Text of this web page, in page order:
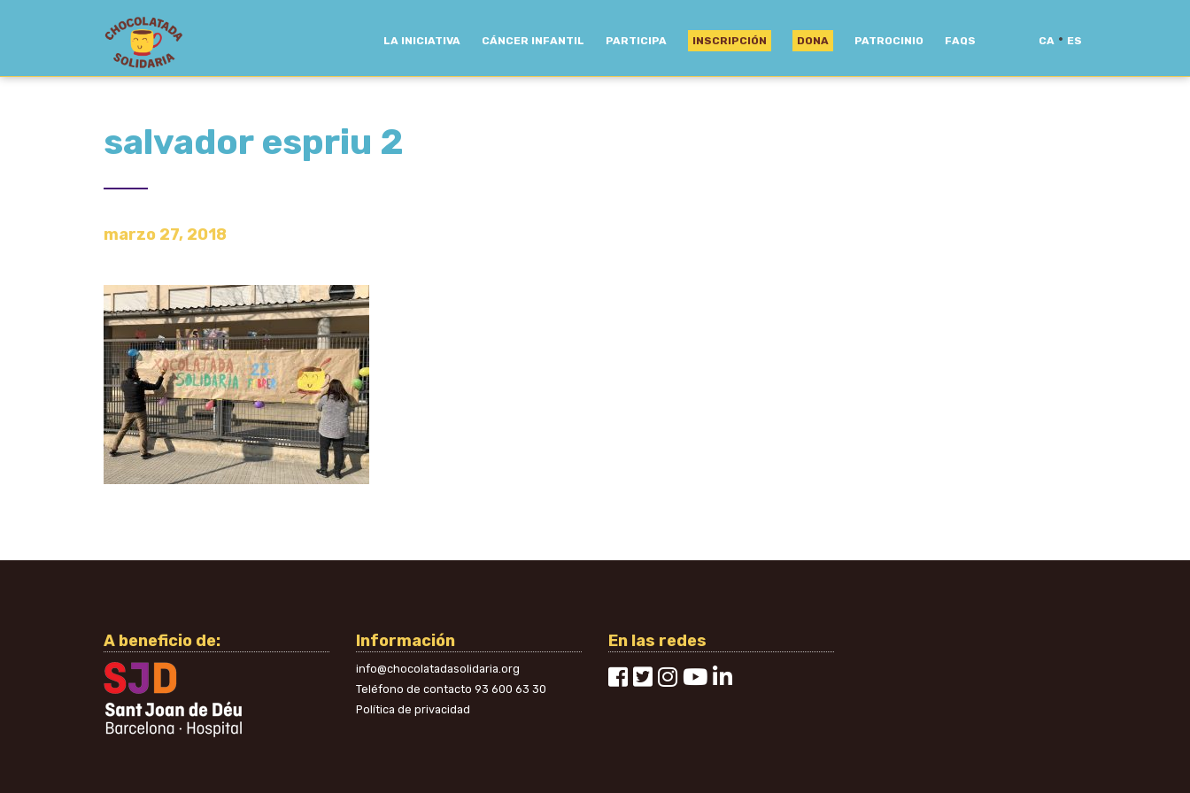
LA INICIATIVA CÁNCER INFANTIL PARTICIPA INSCRIPCIÓN DONA PATROCINIO FAQS CA · ES
salvador espriu 2
marzo 27, 2018
A beneficio de: Información
info@chocolatadasolidaria.org
Teléfono de contacto 93 600 63 30
Política de privacidad
En las redes